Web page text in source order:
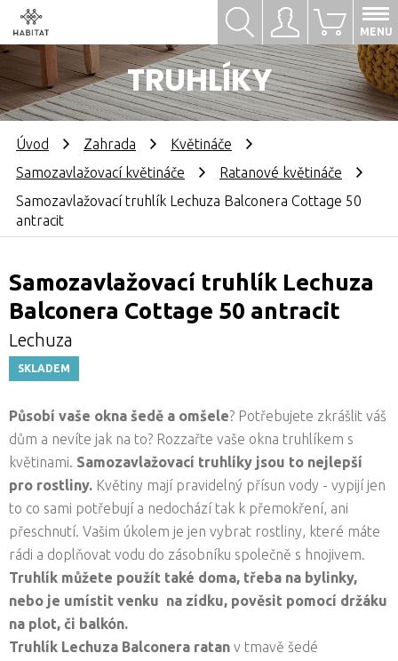
Přihlásit se
TRUHLÍKY
0
MENU
Hledat
Úvod Zahrada
Květináče
Samozavlažovací květináče
Ratanové květináče
Samozavlažovací truhlík Lechuza Balconera Cottage 50
antracit
Samozavlažovací truhlík Lechuza
Balconera Cottage 50 antracit
Lechuza
SKLADEM
Působí vaše okna šedě a omšele? Potřebujete zkrášlit váš
dům a nevíte jak na to? Rozzařte vaše okna truhlíkem s
květinami. Samozavlažovací truhlíky jsou to nejlepší
pro rostliny. Květiny mají pravidelný přísun vody - vypijí jen
to co sami potřebují a nedochází tak k přemokření, ani
přeschnutí. Vašim úkolem je jen vybrat rostliny, které máte
rádi a doplňovat vodu do zásobníku společně s hnojivem.
Truhlík můžete použít také doma, třeba na bylinky,
nebo je umístit venku na zídku, pověsit pomocí držáku
na plot, či balkón.
Truhlík Lechuza Balconera ratan v tmavě šedé